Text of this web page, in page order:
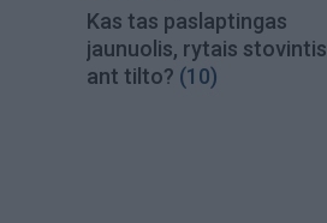
Kas tas paslaptingas
jaunuolis, rytais stovintis
ant tilto? (10)